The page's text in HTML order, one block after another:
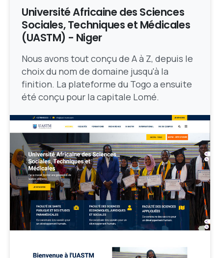
Université Africaine des Sciences
Sociales, Techniques et Médicales
(UASTM) - Niger
Nous avons tout conçu de A à Z, depuis le
choix du nom de domaine jusqu'à la
finition. La plateforme du Togo a ensuite
été conçu pour la capitale Lomé.